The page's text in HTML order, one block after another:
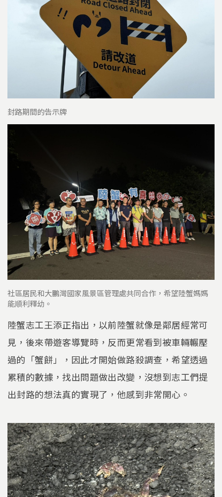
封路期間的告示牌
社區居民和大鵬灣國家風景區管理處共同合作，希望陸蟹媽媽
能順利釋幼。
陸蟹志工王添正指出，以前陸蟹就像是鄰居經常可
見，後來帶遊客導覽時，反而更常看到被車輛輾壓
過的「蟹餅」，因此才開始做路殺調查，希望透過
累積的數據，找出問題做出改變，沒想到志工們提
出封路的想法真的實現了，他感到非常開心。